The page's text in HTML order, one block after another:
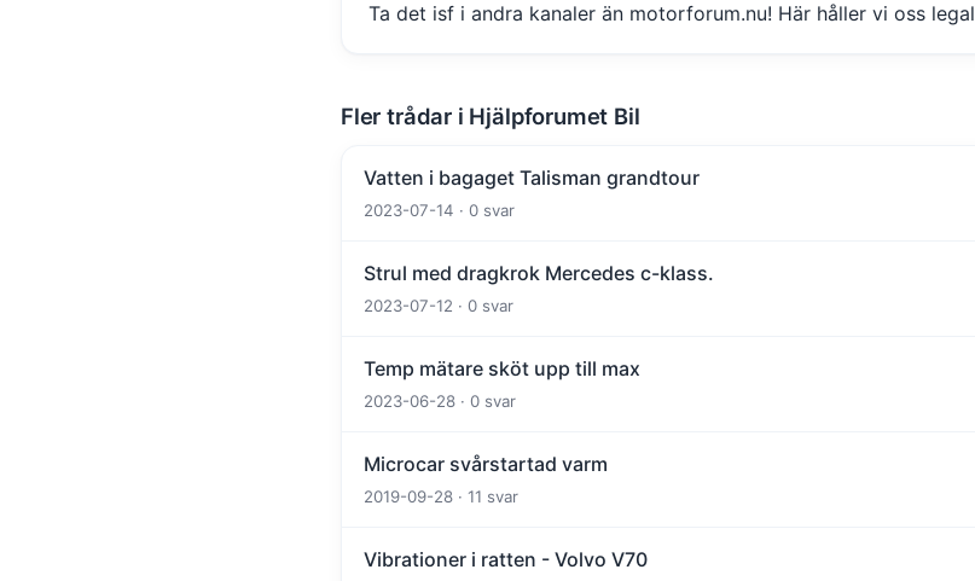
Ta det isf i andra kanaler än motorforum.nu! Här håller vi oss
Fler trådar i Hjälpforumet Bil
Vatten i bagaget Talisman grandtour
2023-07-14 · 0 svar
Strul med dragkrok Mercedes c-klass.
2023-07-12 · 0 svar
Temp mätare sköt upp till max
2023-06-28 · 0 svar
Microcar svårstartad varm
2019-09-28 · 11 svar
Vibrationer i ratten - Volvo V70